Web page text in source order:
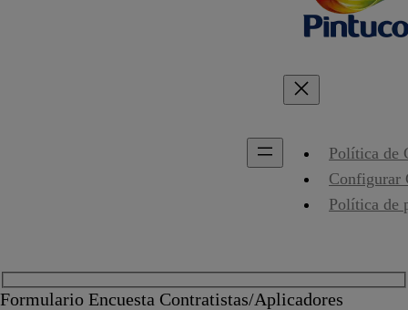
Política de
Configurar
Política de
Formulario Encuesta Contratistas/Aplicadores